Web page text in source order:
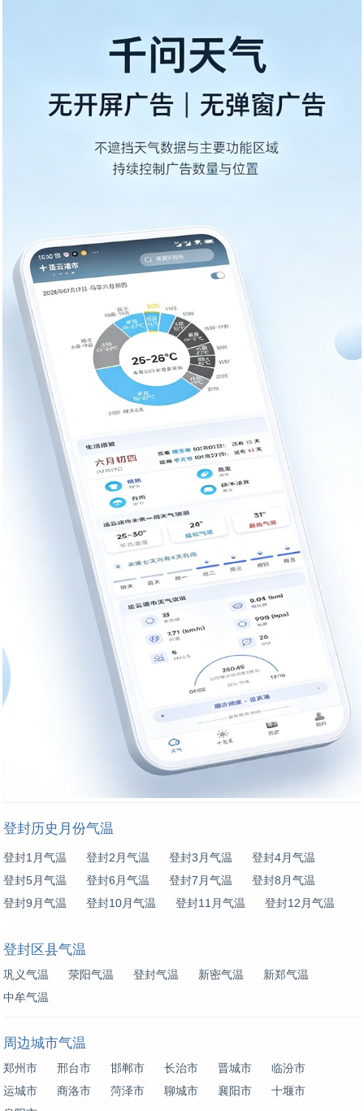
登封历史月份气温
登封1月气温 登封2月气温 登封3月气温
登封4月气温
登封5月气温
登封6月气温 登封7月气温
登封8月气温
登封9月气温
登封10月气温 登封11月气温 登封12月气温
登封区县气温
巩义气温 荥阳气温 登封气温 新密气温
新郑气温
中牟气温
周边城市气温
郑州市 邢台市 邯郸市 长治市 晋城市
临汾市
运城市
商洛市 菏泽市 聊城市 襄阳市
十堰市